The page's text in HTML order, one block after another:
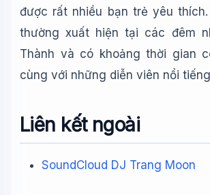
được rất nhiều bạn trẻ yêu
thường xuất hiện tại các đêm
Thành và có khoảng thời gian
cùng với những diễn viên nổi
Liên kết ngoài
SoundCloud DJ Trang Moon